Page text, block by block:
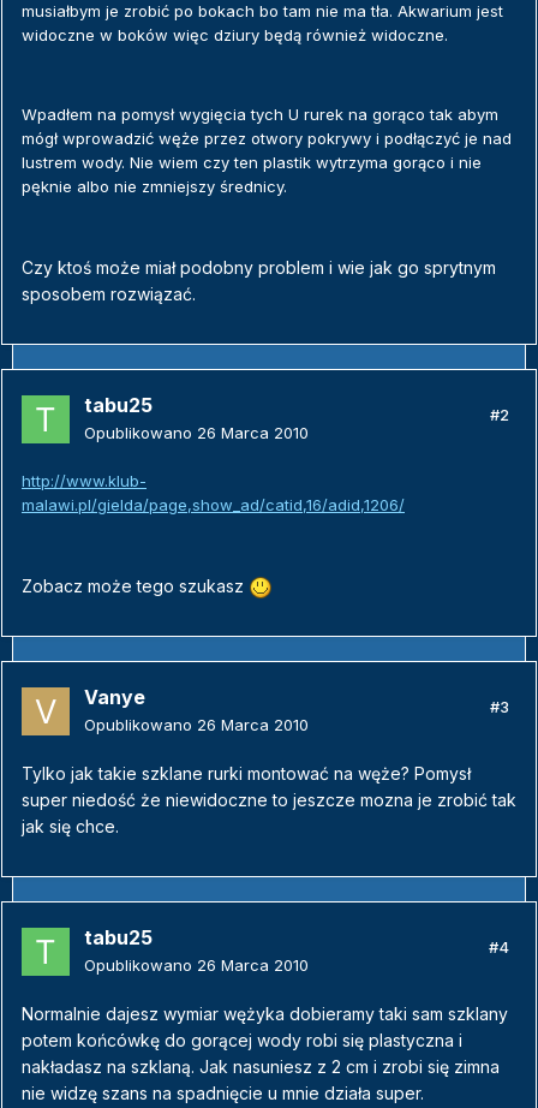
musiałbym je zrobić po bokach bo tam nie ma tła. Akwarium jest
widoczne w boków więc dziury będą również widoczne.
Wpadłem na pomysł wygięcia tych U rurek na gorąco tak abym
mógł wprowadzić węże przez otwory pokrywy i podłączyć je nad
lustrem wody. Nie wiem czy ten plastik wytrzyma gorąco i nie
pęknie albo nie zmniejszy średnicy.
Czy ktoś może miał podobny problem i wie jak go sprytnym
sposobem rozwiązać.
tabu25
Opublikowano 26 Marca 2010
#2
http://www.klub-
malawi.pl/gielda/page,show_ad/catid,16/adid,1206/
Zobacz może tego szukasz
Vanye
Opublikowano 26 Marca 2010
#3
Tylko jak takie szklane rurki montować na węże? Pomysł
super niedość że niewidoczne to jeszcze mozna je zrobić tak
jak się chce.
tabu25
Opublikowano 26 Marca 2010
#4
Normalnie dajesz wymiar wężyka dobieramy taki sam szklany
potem końcówkę do gorącej wody robi się plastyczna i
nakładasz na szklaną. Jak nasuniesz z 2 cm i zrobi się zimna
nie widzę szans na spadnięcie u mnie działa super.